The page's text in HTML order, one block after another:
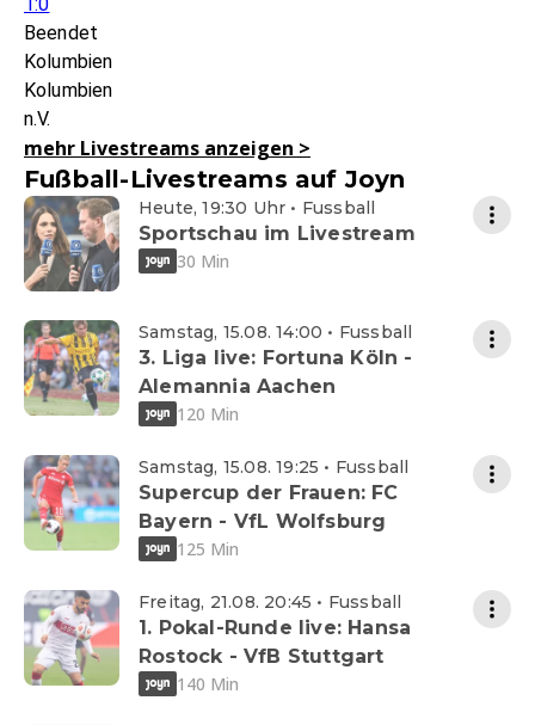
1:0
Beendet
Kolumbien
Kolumbien
n.V.
mehr Livestreams anzeigen >
Fußball-Livestreams auf Joyn
Heute, 19:30 Uhr • Fussball
Sportschau im Livestream
30 Min
Samstag, 15.08. 14:00 • Fussball
3. Liga live: Fortuna Köln -
Alemannia Aachen
120 Min
Samstag, 15.08. 19:25 • Fussball
Supercup der Frauen: FC
Bayern - VfL Wolfsburg
125 Min
Freitag, 21.08. 20:45 • Fussball
1. Pokal-Runde live: Hansa
Rostock - VfB Stuttgart
140 Min